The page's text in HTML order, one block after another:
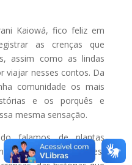
Kaiowá, fico feliz em
as crenças que
assim como as lindas
viajar nesses contos. Da
comunidade os mais
e os porquês e
mesma sensação.
falamos de plantas
de suas propriedades,